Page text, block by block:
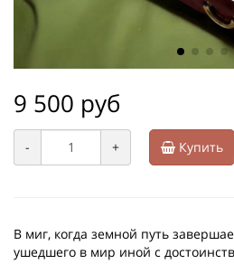
9 500 руб
- + Купить
В миг, когда земной путь
ушедшего в мир иной с